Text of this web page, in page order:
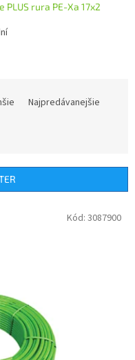
PLUS rura PE-Xa 17x2
Najpredávanejšie
Kód: 3087900